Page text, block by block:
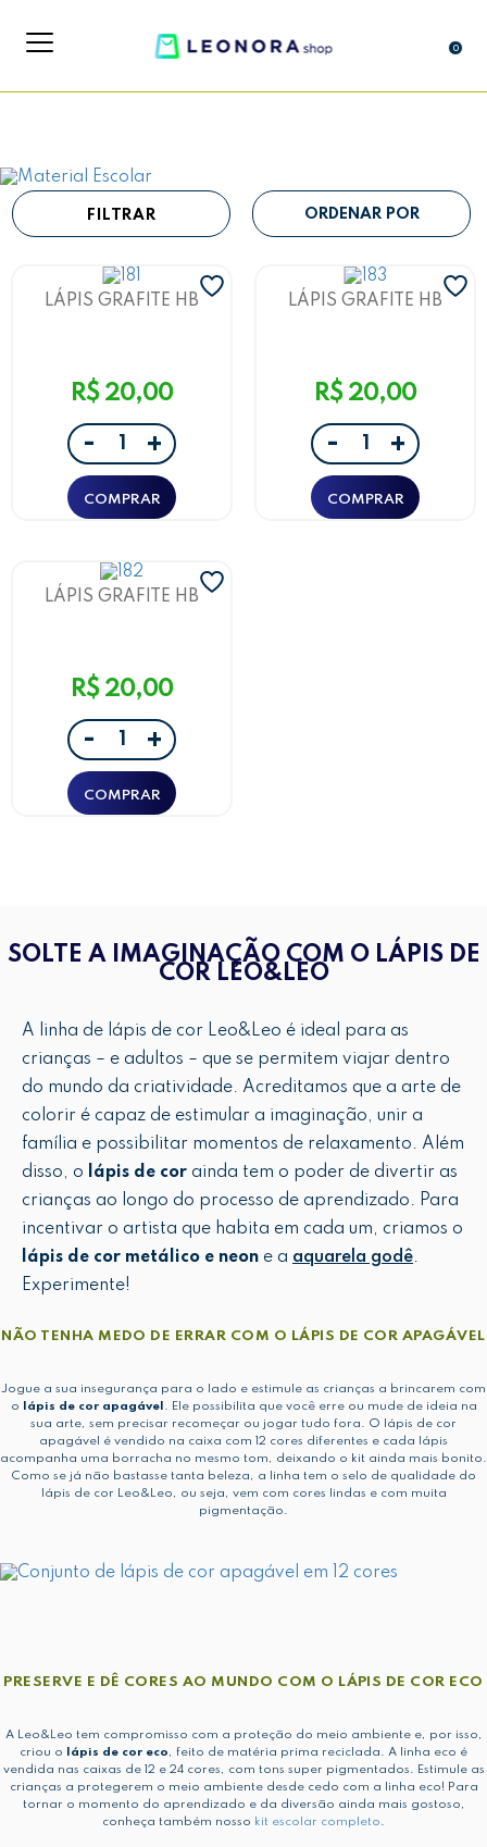
0
FILTRAR
LÁPIS GRAFITE HB
R$ 20,00
- +
LÁPIS GRAFITE HB
R$ 20,00
- +
LÁPIS GRAFITE HB
R$ 20,00
- +
SOLTE A IMAGINAÇÃO COM O LÁPIS DE
COR LEO&LEO
A linha de lápis de cor Leo&Leo é ideal para as
crianças – e adultos – que se permitem viajar dentro
do mundo da criatividade. Acreditamos que a arte de
colorir é capaz de estimular a imaginação, unir a
família e possibilitar momentos de relaxamento. Além
disso, o lápis de cor ainda tem o poder de divertir as
crianças ao longo do processo de aprendizado. Para
incentivar o artista que habita em cada um, criamos o
lápis de cor metálico e neon e a aquarela godê.
Experimente!
NÃO TENHA MEDO DE ERRAR COM O LÁPIS DE COR APAGÁVEL
Jogue a sua insegurança para o lado e estimule as crianças a brincarem com
o lápis de cor apagável. Ele possibilita que você erre ou mude de ideia na
sua arte, sem precisar recomeçar ou jogar tudo fora. O lápis de cor
apagável é vendido na caixa com 12 cores diferentes e cada lápis
acompanha uma borracha no mesmo tom, deixando o kit ainda mais bonito.
Como se já não bastasse tanta beleza, a linha tem o selo de qualidade do
lápis de cor Leo&Leo, ou seja, vem com cores lindas e com muita
pigmentação.
PRESERVE E DÊ CORES AO MUNDO COM O LÁPIS DE COR ECO
A Leo&Leo tem compromisso com a proteção do meio ambiente e, por isso,
criou o
lápis de cor eco, feito de matéria prima reciclada. A linha eco é
vendida nas caixas de 12 e 24 cores, com tons super pigmentados. Estimule as
crianças a protegerem o meio ambiente desde cedo com a linha eco! Para
tornar o momento do aprendizado e da diversão ainda mais gostoso,
conheça também nosso kit escolar completo.